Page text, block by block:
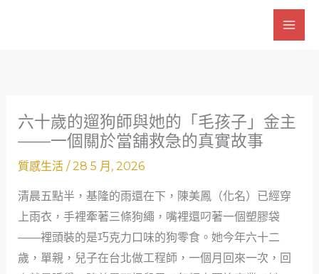
六十歲的遛狗師與她的「毛孩子」金主
——一個關於當舖救急的真實故事
質感生活/28 5 月, 2026
清晨五點半，基隆的雨還在下，陳美鳳（化名）已經穿
上雨衣，手裡牽著三條狗繩，嘴裡還叼著一個塑膠袋
——裡頭裝的是巧克力口味的狗零食。她今年六十二
歲，單親，兒子在台北做工程師，一個月回來一次，回